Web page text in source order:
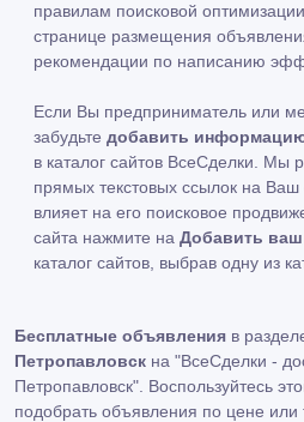
правилам поисковой
странице размещения
рекомендации по написанию
Если Вы предприниматель или
забудьте добавить
в каталог сайтов ВсеСделки.
прямых текстовых ссылок на Ваш
влияет на его поисковое
сайта нажмите на Добавить ваш
каталог сайтов, выбрав одну из
Бесплатные объявления в
Петропавловск на "ВсеСделки -
Петропавловск". Воспользуйтесь
подобрать объявления по цене или